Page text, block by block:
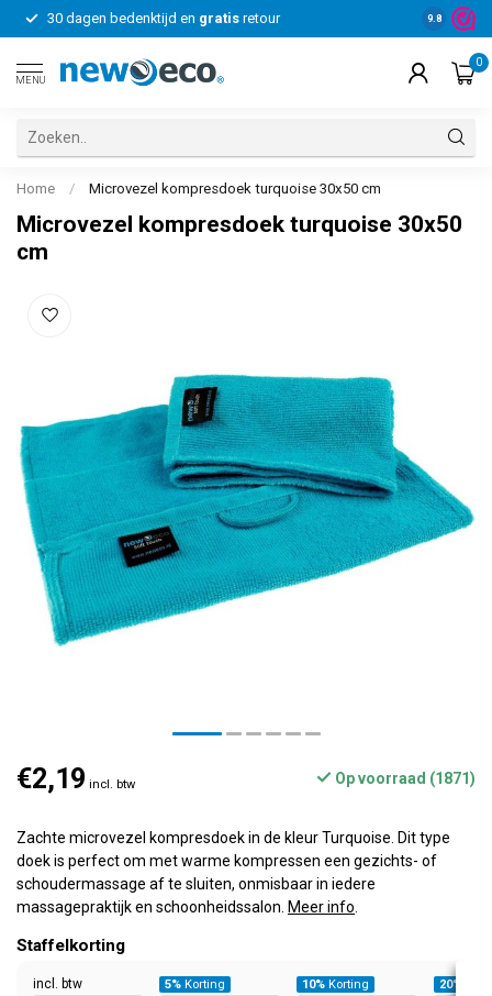
30 dagen bedenktijd en gratis retour Voor
9.8
MENU
0
Home / Microvezel kompresdoek turquoise 30x50 cm
Microvezel kompresdoek turquoise 30x50
cm
€2,19 incl. btw Op voorraad (1871)
Zachte microvezel kompresdoek in de kleur Turquoise. Dit type
doek is perfect om met warme kompressen een gezichts- of
schoudermassage af te sluiten, onmisbaar in iedere
massagepraktijk en schoonheidssalon. Meer info
Staffelkorting
incl. btw 5% Korting 10% Korting 20%